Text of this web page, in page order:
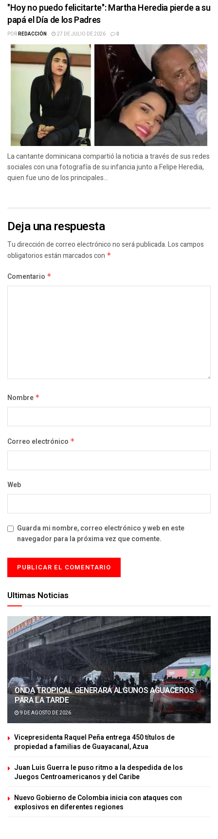
"Hoy no puedo felicitarte": Martha Heredia pierde a su
papá el Día de los Padres
PORREDACCIÓN 27 DE JULIO DE 2026 0
La cantante dominicana compartió la noticia a través de sus redes
sociales con una fotografía de su infancia junto a Felipe Heredia,
quien fue uno de los principales...
Deja una respuesta
Tu dirección de correo electrónico no será publicada.Los campos
obligatorios están marcados con *
Comentario *
Nombre *
Correo electrónico *
Web
Guarda mi nombre, correo electrónico y web en este
navegador para la próxima vez que comente.
Ultimas Noticias
ONDA TROPICAL GENERARÁ ALGUNOS AGUACEROS
PARA LA TARDE
9 DE AGOSTO DE 2026
Vicepresidenta Raquel Peña entrega 450 títulos de
propiedad a familias de Guayacanal, Azua
Juan Luis Guerra le puso ritmo a la despedida de los
Juegos Centroamericanos y del Caribe
Nuevo Gobierno de Colombia inicia con ataques con
explosivos en diferentes regiones